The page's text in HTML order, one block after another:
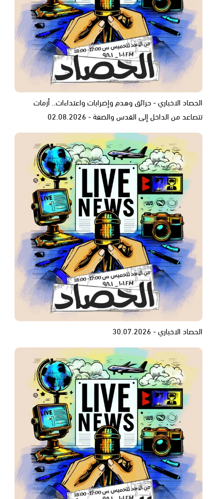
الحصاد الاخباري - حرائق وهدم وإضرابات واعتداءات.. أزمات
تتصاعد من الداخل إلى القدس والضفة - 02.08.2026
الحصاد الاخباري - 30.07.2026